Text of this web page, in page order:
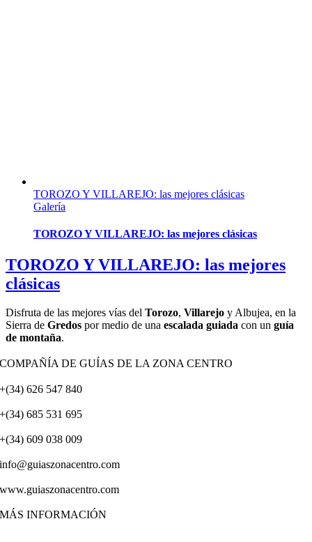
TOROZO Y VILLAREJO: las mejores clásicas
Galería
TOROZO Y VILLAREJO: las mejores clásicas
TOROZO Y VILLAREJO: las mejores
clásicas
Disfruta de las mejores vías del Torozo, Villarejo y Albujea, en la
Sierra de Gredos por medio de una escalada guiada con un guía
de montaña.
COMPAÑÍA DE GUÍAS DE LA ZONA CENTRO
+(34) 626 547 840
+(34) 685 531 695
+(34) 609 038 009
info@guiaszonacentro.com
www.guiaszonacentro.com
MÁS INFORMACIÓN